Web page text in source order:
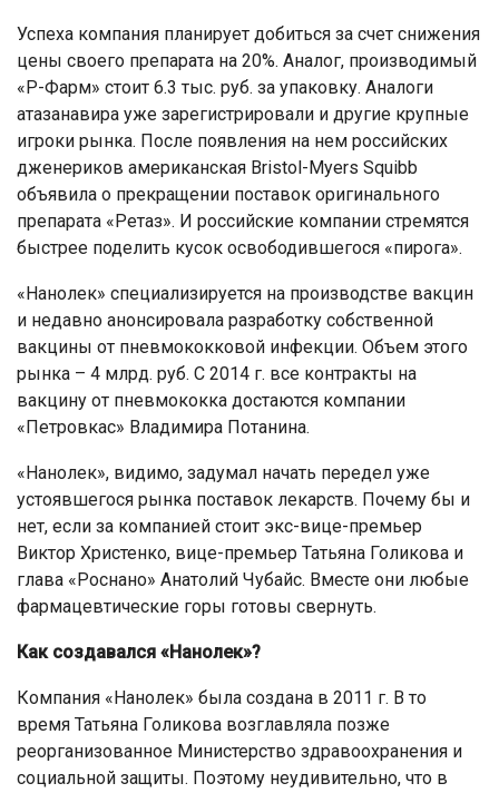
Успеха компания планирует добиться за счет снижения
цены своего препарата на 20%. Аналог, производимый
«Р-Фарм» стоит 6.3 тыс. руб. за упаковку. Аналоги
атазанавира уже зарегистрировали и другие крупные
игроки рынка. После появления на нем российских
дженериков американская Bristol-Myers Squibb
объявила о прекращении поставок оригинального
препарата «Ретаз». И российские компании стремятся
быстрее поделить кусок освободившегося «пирога».
«Нанолек» специализируется на производстве вакцин
и недавно анонсировала разработку собственной
вакцины от пневмококковой инфекции. Объем этого
рынка – 4 млрд. руб. С 2014 г. все контракты на
вакцину от пневмококка достаются компании
«Петровкас» Владимира Потанина.
«Нанолек», видимо, задумал начать передел уже
устоявшегося рынка поставок лекарств. Почему бы и
нет, если за компанией стоит экс-вице-премьер
Виктор Христенко, вице-премьер Татьяна Голикова и
глава «Роснано» Анатолий Чубайс. Вместе они любые
фармацевтические горы готовы свернуть.
Как создавался «Нанолек»?
Компания «Нанолек» была создана в 2011 г. В то
время Татьяна Голикова возглавляла позже
реорганизованное Министерство здравоохранения и
социальной защиты. Поэтому неудивительно, что в